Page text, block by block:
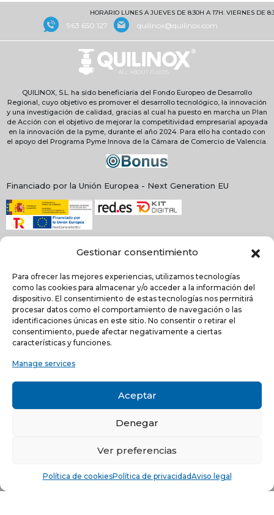
Gestionar consentimiento
Para ofrecer las mejores experiencias, utilizamos tecnologías
como las cookies para almacenar y/o acceder a la información del
dispositivo. El consentimiento de estas tecnologías nos permitirá
procesar datos como el comportamiento de navegación o las
identificaciones únicas en este sitio. No consentir o retirar el
consentimiento, puede afectar negativamente a ciertas
características y funciones.
Manage services
Aceptar
Denegar
Ver preferencias
Política de cookiesPolítica de privacidadAviso legal
HORARIO LUNES A JUEVES DE 8:30H A 17H. VIERNES DE 8:30
963 650 127 quilinox@quilinox.com
QUILINOX, S.L. ha sido beneficiaria del Fondo Europeo de Desarrollo
Regional, cuyo objetivo es promover el desarrollo tecnológico, la innovación
y una investigación de calidad, gracias al cual ha puesto en marcha un Plan
de Acción con el objetivo de mejorar la competitividad empresarial apoyada
en la innovación de la pyme, durante el año 2024. Para ello ha contado con
el apoyo del Programa Pyme Innova de la Cámara de Comercio de Valencia.
Financiado por la Unión Europea - Next Generation EU
NEWSLETTER
He leído y acepto la política de Privacidad
Acepto recibir comunicaciones electrónicas informativas de Quilinox S.L. de
productos y servicios
C/ Louis Pasteur, 4 - Parque Tecnológico de Valencia -
© Copyright 2021 -Aviso legal-Política de privacidad-Política